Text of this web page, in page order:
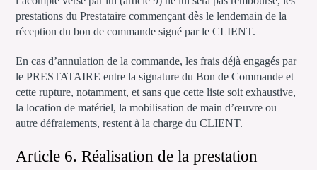
prestations du Prestataire commençant dès le lendemain de la
réception du bon de commande signé par le CLIENT.
En cas d’annulation de la commande, les frais déjà engagés par
le PRESTATAIRE entre la signature du Bon de Commande et
cette rupture, notamment, et sans que cette liste soit exhaustive,
la location de matériel, la mobilisation de main d’œuvre ou
autre défraiements, restent à la charge du CLIENT.
Article 6. Réalisation de la prestation